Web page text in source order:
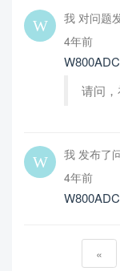
我 对问题
4年前
请问
我 发布了
4年前
«